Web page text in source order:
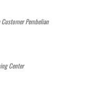
Pembelian
Center